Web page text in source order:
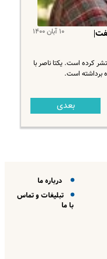
۱۰ آبان ۱۴۰۰
کرده است. یکتا ناصر با
برداشته است.
بعدی
درباره ما
تبلیغات و تماس
با ما